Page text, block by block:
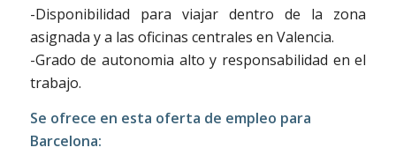
-Disponibilidad para viajar dentro de la zona
asignada y a las oficinas centrales en Valencia.
-Grado de autonomia alto y responsabilidad en el
trabajo.
Se ofrece en esta oferta de empleo para
Barcelona: